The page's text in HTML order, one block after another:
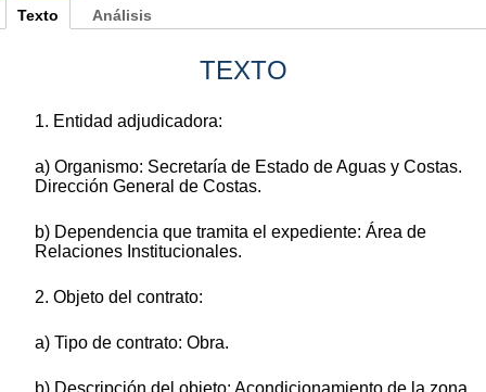
Texto
TEXTO
1. Entidad adjudicadora:
a) Organismo: Secretaría de Estado de Aguas y Costas.
Dirección General de Costas.
b) Dependencia que tramita el expediente: Área de
Relaciones Institucionales.
2. Objeto del contrato:
a) Tipo de contrato: Obra.
b) Descripción del objeto: Acondicionamiento de la zona
Análisis